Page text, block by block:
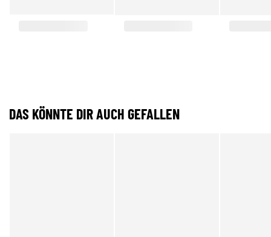
DAS KÖNNTE DIR AUCH GEFALLEN